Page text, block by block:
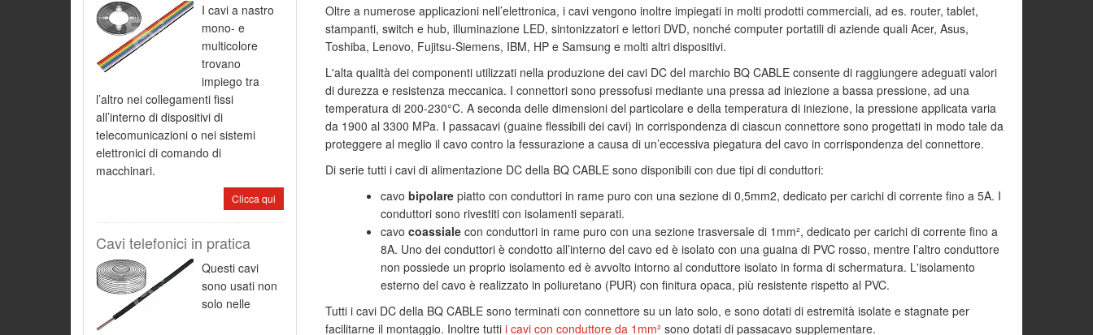
I cavi a nastro
mono- e
multicolore
trovano
impiego tra
l’altro nei collegamenti fissi
all’interno di dispositivi di
telecomunicazioni o nei sistemi
elettronici di comando di
macchinari.
Clicca qui
Cavi telefonici in pratica
Questi cavi
sono usati non
solo nelle
Oltre a numerose applicazioni nell’elettronica, i cavi vengono inoltre impiegati in molti prodotti commerciali, ad es. router, tablet,
stampanti, switch e hub, illuminazione LED, sintonizzatori e lettori DVD, nonché computer portatili di aziende quali Acer, Asus,
Toshiba, Lenovo, Fujitsu-Siemens, IBM, HP e Samsung e molti altri dispositivi.
L'alta qualità dei componenti utilizzati nella produzione dei cavi DC del marchio BQ CABLE consente di raggiungere adeguati valori
di durezza e resistenza meccanica. I connettori sono pressofusi mediante una pressa ad iniezione a bassa pressione, ad una
temperatura di 200-230°C. A seconda delle dimensioni del particolare e della temperatura di iniezione, la pressione applicata varia
da 1900 al 3300 MPa. I passacavi (guaine flessibili dei cavi) in corrispondenza di ciascun connettore sono progettati in modo tale da
proteggere al meglio il cavo contro la fessurazione a causa di un’eccessiva piegatura del cavo in corrispondenza del connettore.
Di serie tutti i cavi di alimentazione DC della BQ CABLE sono disponibili con due tipi di conduttori:
cavo bipolarepiatto con conduttori in rame puro con una sezione di 0,5mm2, dedicato per carichi di corrente fino a 5A. I
conduttori sono rivestiti con isolamenti separati.
cavo coassialecon conduttori in rame puro con una sezione trasversale di 1mm², dedicato per carichi di corrente fino a
8A. Uno dei conduttori è condotto all’interno del cavo ed è isolato con una guaina di PVC rosso, mentre l’altro conduttore
non possiede un proprio isolamento ed è avvolto intorno al conduttore isolato in forma di schermatura. L'isolamento
esterno del cavo è realizzato in poliuretano (PUR) con finitura opaca, più resistente rispetto al PVC.
Tutti i cavi DC della BQ CABLE sono terminati con connettore su un lato solo, e sono dotati di estremità isolate e stagnate per
facilitarne il montaggio. Inoltre tutti i cavi con conduttore da 1mm²sono dotati di passacavo supplementare.